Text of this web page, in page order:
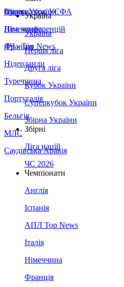
Збірна України
Італія
Німеччина
Франція
Нідерланди
Туреччина
Португалія
Бельгія
МЛС
Саудівська Аравія
Суперкубок УЄФА
Ліга конференцій
ЛЧ - Top News
Україна
Україна
Перша ліга
Друга ліга
Кубок України
Суперкубок України
Збірна України
Збірні
Ліга націй
ЧС 2026
Чемпіонати
Англія
Іспанія
АПЛ Top News
Італія
Німеччина
Франція